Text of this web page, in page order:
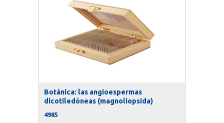
Botánica: las angioespermas
dicotiledóneas (magnoliopsida)
4985